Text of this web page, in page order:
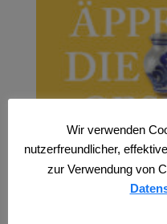
Wir verwenden
nutzerfreundlicher,
zur Verwendung von